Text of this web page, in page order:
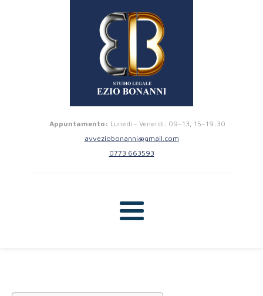
Appuntamento: Lunedi - Venerdi: 09–13, 15–19:30
avveziobonanni@gmail.com
0773 663593